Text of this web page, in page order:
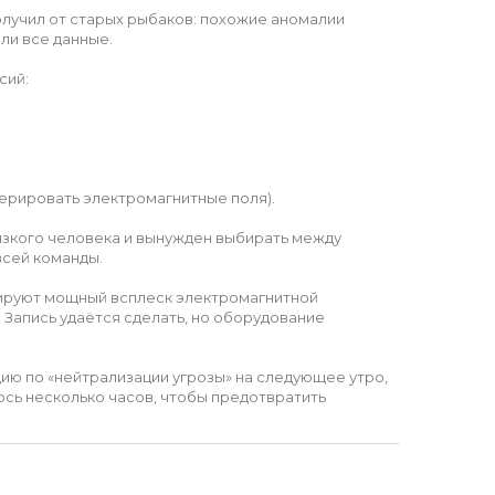
от старых рыбаков: похожие аномалии
все данные.
электромагнитные поля).
человека и вынужден выбирать между
команды.
мощный всплеск электромагнитной
удаётся сделать, но оборудование
по «нейтрализации угрозы» на следующее утро,
несколько часов, чтобы предотвратить